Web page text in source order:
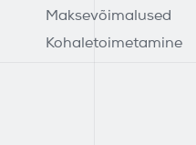
Maksevõimalused
Kohaletoimetamine